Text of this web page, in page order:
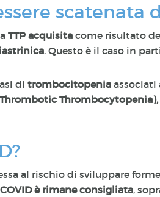
scatenata
TTP acquisita come risultato
. Questo è il caso in
di trombocitopenia associati
Thrombocytopenia),
al rischio di sviluppare
è rimane consigliata,